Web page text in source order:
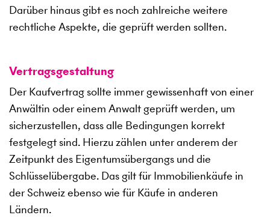
Darüber hinaus gibt es noch zahlreiche weitere
rechtliche Aspekte, die geprüft werden sollten.
Vertragsgestaltung
Der Kaufvertrag sollte immer gewissenhaft von einer
Anwältin oder einem Anwalt geprüft werden, um
sicherzustellen, dass alle Bedingungen korrekt
festgelegt sind. Hierzu zählen unter anderem der
Zeitpunkt des Eigentumsübergangs und die
Schlüsselübergabe. Das gilt für Immobilienkäufe in
der Schweiz ebenso wie für Käufe in anderen
Ländern.